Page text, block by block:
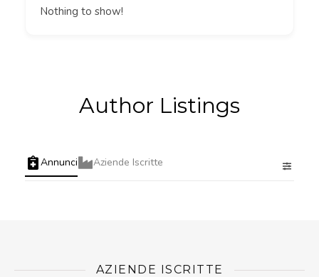
Nothing to show!
Author Listings
Annunci Aziende Iscritte
AZIENDE ISCRITTE